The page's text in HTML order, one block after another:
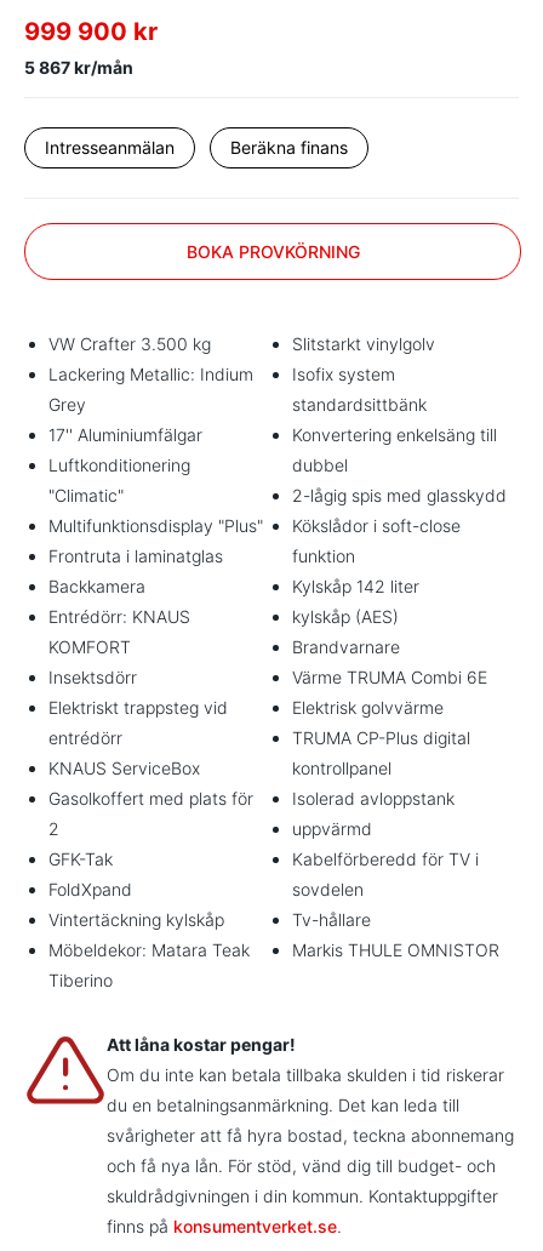
999 900 kr
5 867 kr/mån
Intresseanmälan Beräkna finans
BOKA PROVKÖRNING
VW Crafter 3.500 kg
Lackering Metallic: Indium
Grey
17'' Aluminiumfälgar
Luftkonditionering
"Climatic"
Multifunktionsdisplay "Plus"
Frontruta i laminatglas
Backkamera
Entrédörr: KNAUS
KOMFORT
Insektsdörr
Elektriskt trappsteg vid
entrédörr
KNAUS ServiceBox
Gasolkoffert med plats för
2
GFK-Tak
FoldXpand
Vintertäckning kylskåp
Möbeldekor: Matara Teak
Tiberino
Slitstarkt vinylgolv
Isofix system
standardsittbänk
Konvertering enkelsäng till
dubbel
2-lågig spis med glasskydd
Kökslådor i soft-close
funktion
Kylskåp 142 liter
kylskåp (AES)
Brandvarnare
Värme TRUMA Combi 6E
Elektrisk golvvärme
TRUMA CP-Plus digital
kontrollpanel
Isolerad avloppstank
uppvärmd
Kabelförberedd för TV i
sovdelen
Tv-hållare
Markis THULE OMNISTOR
Att låna kostar pengar!
Om du inte kan betala tillbaka skulden i tid riskerar
du en betalningsanmärkning. Det kan leda till
svårigheter att få hyra bostad, teckna abonnemang
och få nya lån. För stöd, vänd dig till budget- och
skuldrådgivningen i din kommun. Kontaktuppgifter
finns på konsumentverket.se.